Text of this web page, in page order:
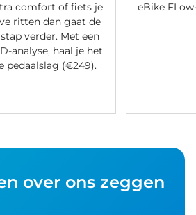
comfort of fiets je
ritten dan gaat de
verder. Met een
analyse, haal je het
pedaalslag (€249).
eBike
over ons zeggen